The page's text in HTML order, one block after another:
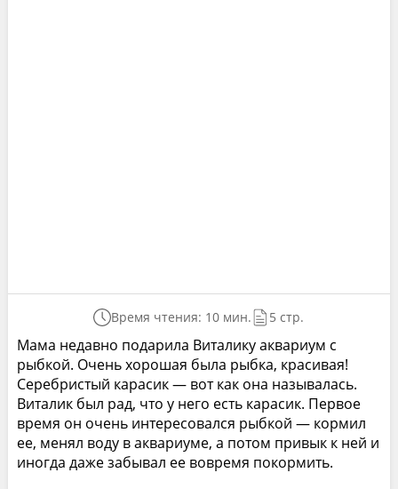
Время чтения: 10 мин. 5 стр.
Мама недавно подарила Виталику аквариум с
рыбкой. Очень хорошая была рыбка, красивая!
Серебристый карасик — вот как она называлась.
Виталик был рад, что у него есть карасик. Первое
время он очень интересовался рыбкой — кормил
ее, менял воду в аквариуме, а потом привык к ней и
иногда даже забывал ее вовремя покормить.